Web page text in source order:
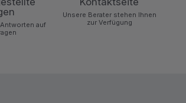
auf
Unsere Berater stehen Ihnen
zur Verfügung